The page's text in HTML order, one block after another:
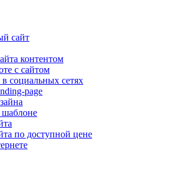
сайт
контентом
с сайтом
социальных сетях
page
шаблоне
по доступной цене